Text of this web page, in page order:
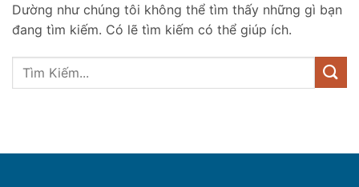
Dường như chúng tôi không thể tìm thấy những gì bạn
đang tìm kiếm. Có lẽ tìm kiếm có thể giúp ích.